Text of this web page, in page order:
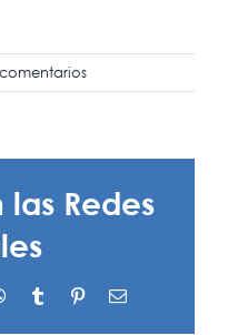
Redes
WhatsApp
Tumblr PinterestCorreo